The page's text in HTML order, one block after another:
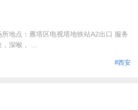
地点：雁塔区电视塔地铁站A2出口 服务
深喉， ...
#西安